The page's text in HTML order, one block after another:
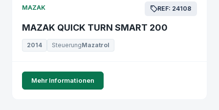
MAZAK REF: 24108
MAZAK QUICK TURN SMART 200
2014 SteuerungMazatrol
Mehr Informationen